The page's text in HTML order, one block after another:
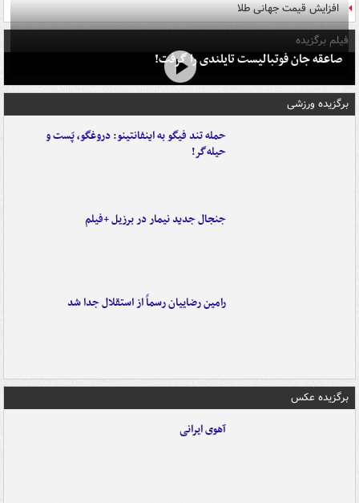
افزایش قیمت جهانی طلا
فیلم برگزیده
صاعقه جان فوتبالیست تایلندی را گرفت!
برگزیده ورزشی
حمله تند فیگو به اینفانتینو: دروغگو، پَست‌ و
حیله‌گر!
جنجال جدید نیمار در برزیل +فیلم
رامین رضاییان رسماً از استقلال جدا شد
برگزیده عکس
آهوی ایرانی